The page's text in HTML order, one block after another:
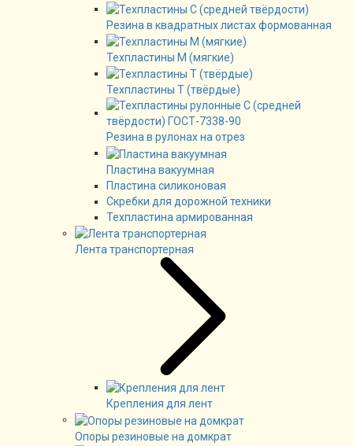
Резина в квадратных листах формованная
Техпластины М (мягкие)
Техпластины Т (твёрдые)
Резина в рулонах на отрез
Пластина вакуумная
Пластина силиконовая
Скребки для дорожной техники
Техпластина армированная
Лента транспортерная
Крепления для лент
Опоры резиновые на домкрат